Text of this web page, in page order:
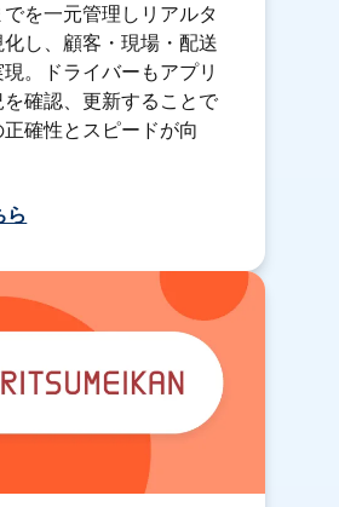
を一元管理しリアルタ
し、顧客・現場・配送
。ドライバーもアプリ
確認、更新することで
確性とスピードが向
ら